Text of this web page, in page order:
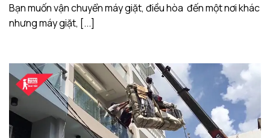
Bạn muốn vận chuyển máy giặt, điều hòa đến một nơi khác
nhưng máy giặt, [...]